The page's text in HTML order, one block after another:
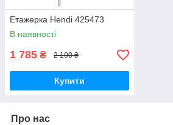
Етажерка Hendi 425473
В наявності
1 785 ₴ 2 100 ₴
Купити
Про нас